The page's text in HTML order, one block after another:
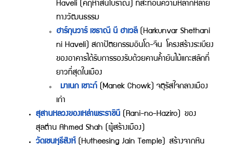
Haveli (คฤหาสน์โบราณ) ที่สะท้อนความหลากหลาย
ทางวัฒนธรรม
ฮาร์กุนวาร์ เชธาณี นี ฮาเวลี(Harkunvar Shethani
ni Haveli) สถาปัตยกรรมอินโด-จีน โครงสร้างระเบียง
ของอาคารได้รับการรองรับด้วยคานค้ำยันไม้แกะสลักที่
ยาวที่สุดในเมือง
มาเนก เชาะก์ (Manek Chowk) จตุรัสใจกลางเมือง
เก่า
สุสานหลวงของเหล่าพระราชินี (Rani-no-Haziro) ของ
สุลต่าน Ahmed Shah (ผู้สร้างเมือง)
วัดเชนหุธีสิงห์ (Hutheesing Jain Temple) สร้างจากหิน